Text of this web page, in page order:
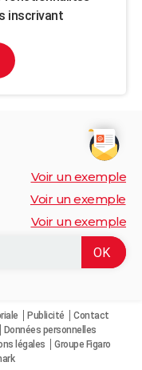
inscrivant
Voir un exemple
Voir un exemple
Voir un exemple
Publicité
Contact
Données personnelles
légales
Groupe Figaro